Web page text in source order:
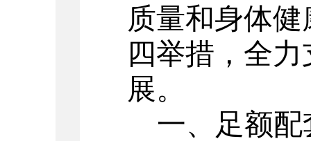
质量和身体健
四举措，全
展。
一、
足额